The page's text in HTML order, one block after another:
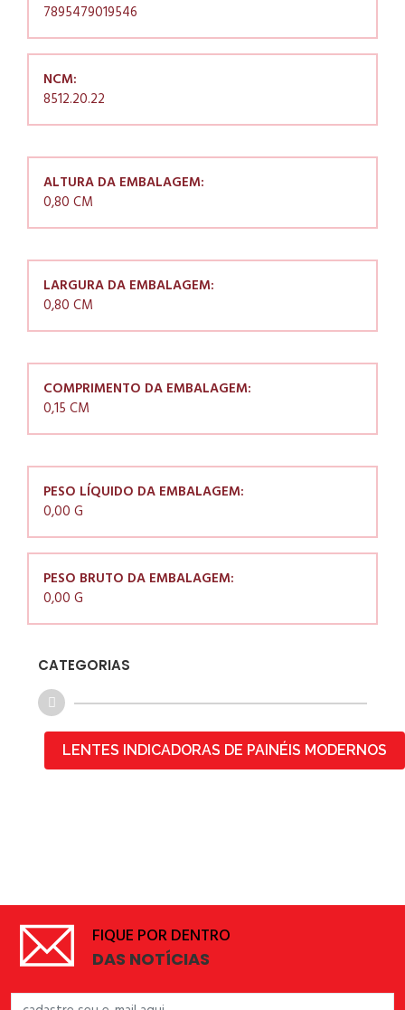
7895479019546
NCM:
8512.20.22
ALTURA DA EMBALAGEM:
0,80 CM
LARGURA DA EMBALAGEM:
0,80 CM
COMPRIMENTO DA EMBALAGEM:
0,15 CM
PESO LÍQUIDO DA EMBALAGEM:
0,00 G
PESO BRUTO DA EMBALAGEM:
0,00 G
CATEGORIAS
LENTES INDICADORAS DE PAINÉIS MODERNOS
FIQUE POR DENTRO
DAS NOTÍCIAS